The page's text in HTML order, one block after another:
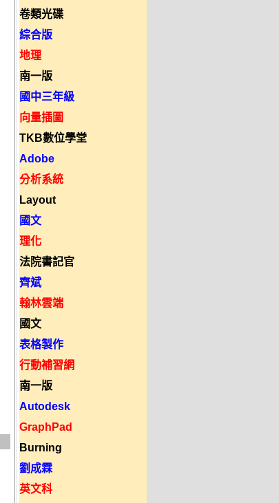
卷類光碟
綜合版
地理
南一版
國中三年級
向量插圖
TKB數位學堂
Adobe
分析系統
Layout
國文
理化
法院書記官
齊斌
翰林雲端
國文
表格製作
行動補習網
南一版
Autodesk
GraphPad
Burning
劉成霖
英文科